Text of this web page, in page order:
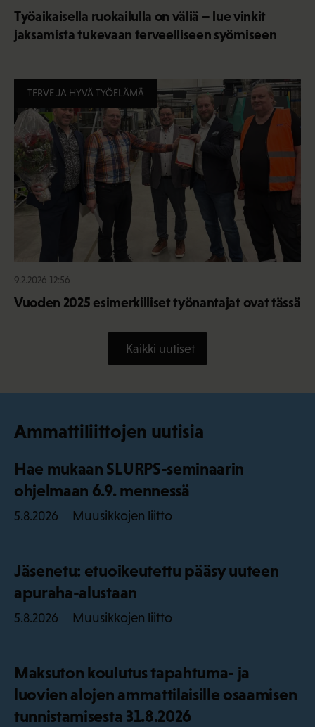
Työaikaisella ruokailulla on väliä – lue vinkit
jaksamista tukevaan terveelliseen syömiseen
TERVE JA HYVÄ TYÖELÄMÄ
9.2.2026 12:56
Vuoden 2025 esimerkilliset työnantajat ovat tässä
Kaikki uutiset
Ammattiliittojen uutisia
Hae mukaan SLURPS-seminaarin
ohjelmaan 6.9. mennessä
5.8.2026 Muusikkojen liitto
Jäsenetu: etuoikeutettu pääsy uuteen
apuraha-alustaan
5.8.2026 Muusikkojen liitto
Maksuton koulutus tapahtuma- ja
luovien alojen ammattilaisille osaamisen
tunnistamisesta 31.8.2026